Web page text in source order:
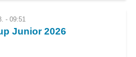
- 09:51
Junior 2026